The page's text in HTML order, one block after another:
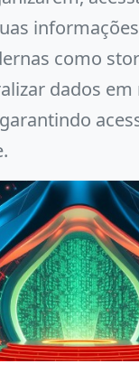
como
dados em